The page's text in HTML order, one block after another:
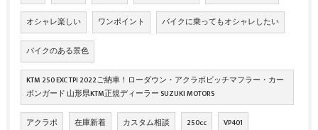
オシャレ楽しい ワンポイント バイクに乗ってもオシャレしたい
バイクのある景色
KTM 250 EXC TPI 2022ご納車！ローダウン・アクラポビッチマフラー・カー
ボンガード 山形県KTM正規ディーラー SUZUKI MOTORS
アクラポ 在庫新着 カスタム相談 250cc VP401